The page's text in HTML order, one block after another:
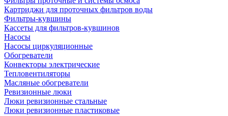
Картриджи для проточных фильтров воды
Фильтры-кувшины
Кассеты для фильтров-кувшинов
Насосы
Насосы циркуляционные
Обогреватели
Конвекторы электрические
Тепловентиляторы
Масляные обогреватели
Ревизионные люки
Люки ревизионные стальные
Люки ревизионные пластиковые